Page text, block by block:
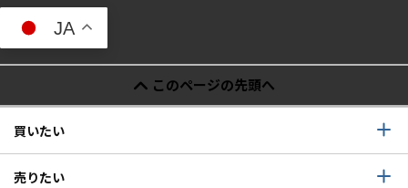
JA
このページの先頭へ
買いたい
売りたい